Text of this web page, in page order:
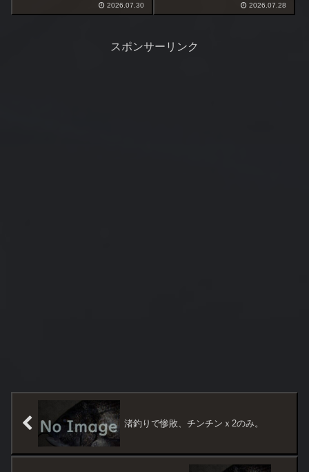
かった。今日の天気はその不安
2026.07.30
いのかわからない雨にも負けず
頑張ることにした。
2026.07.28
スポンサーリンク
渚釣りで惨敗、チンチンｘ2のみ。